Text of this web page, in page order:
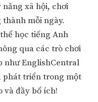
xã hội, chơi
mỗi ngày.
học tiếng Anh
qua các trò chơi
như EnglishCentral
phát triển trong một
và đầy bổ ích!